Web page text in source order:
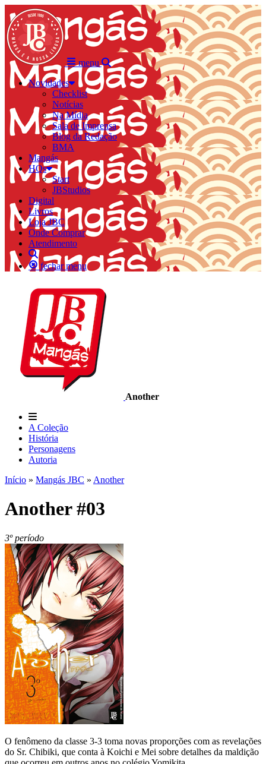
menu
Novidades
Checklist
Notícias
Na Mídia
Sala de Imprensa
Blog da Redação
BMA
Mangás
HQs
Start
JBStudios
Digital
Livros
Loja JBC
Onde Comprar
Atendimento
fechar menu
Another
A Coleção
História
Personagens
Autoria
Início » Mangás JBC » Another
Another #03
3º período
O fenômeno da classe 3-3 toma novas proporções com as revelações
do Sr. Chibiki, que conta à Koichi e Mei sobre detalhes da maldição